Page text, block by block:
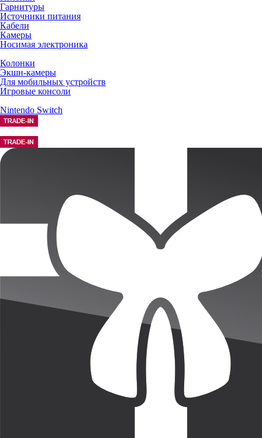
Гарнитуры
Источники питания
Кабели
Камеры
Носимая электроника
Колонки
Экшн-камеры
Для мобильных устройств
Игровые консоли
Nintendo Switch